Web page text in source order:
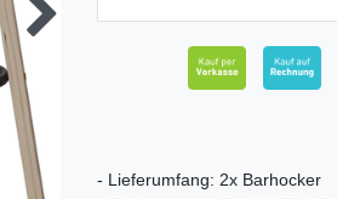
- Lieferumfang: 2x Barhocker